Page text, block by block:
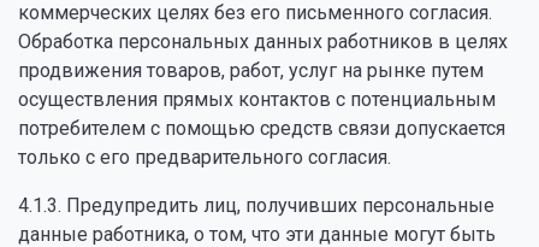
коммерческих целях без его письменного согласия.
Обработка персональных данных работников в целях
продвижения товаров, работ, услуг на рынке путем
осуществления прямых контактов с потенциальным
потребителем с помощью средств связи допускается
только с его предварительного согласия.
4.1.3. Предупредить лиц, получивших персональные
данные работника, о том, что эти данные могут быть